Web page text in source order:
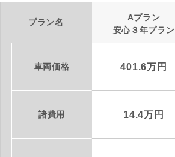
プラン名
Aプラン
安心３年プラン
車両価格 401.6万円
諸費用 14.4万円